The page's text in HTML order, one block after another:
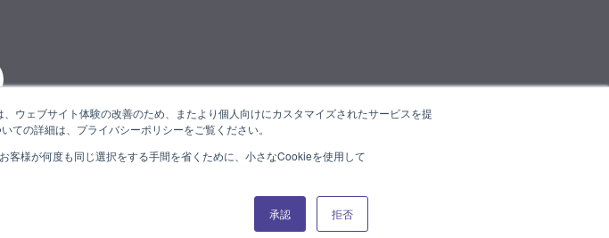
ウェブサイト体験の改善のため、またより個人向けにカスタマイズされたサービスを提
の詳細は、プライバシーポリシーをご覧ください。
様が何度も同じ選択をする手間を省くために、小さなCookieを使用して
承認 拒否